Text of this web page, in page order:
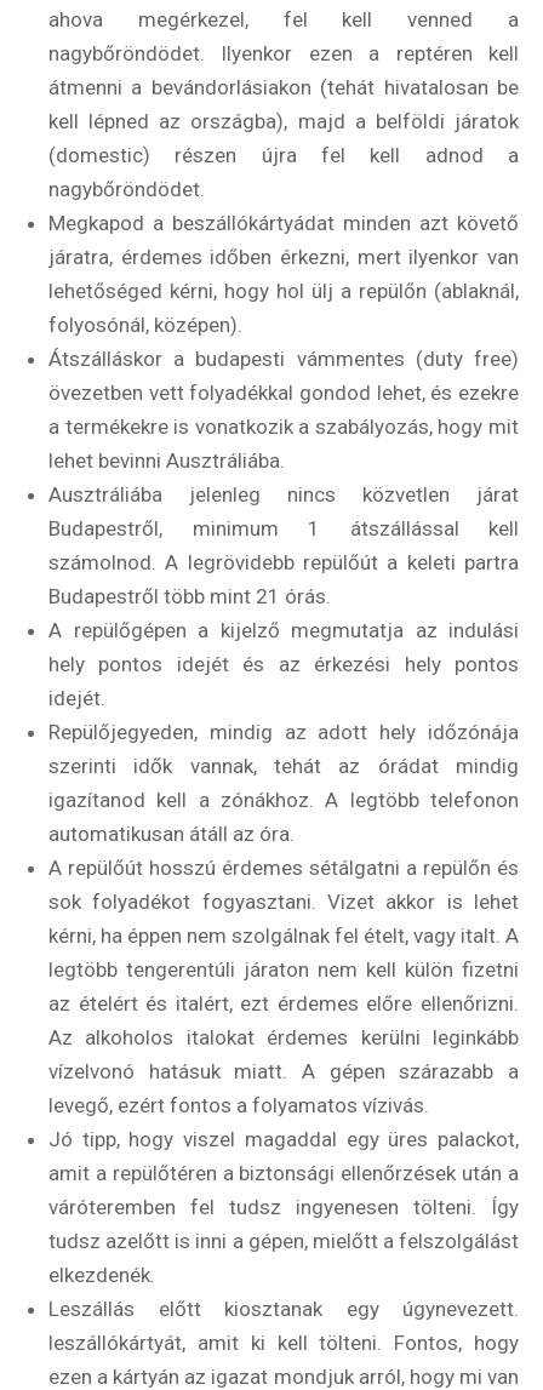
Feliratkozom
Felhasználási feltételek
ahova megérkezel, fel kell venned a
nagybőröndödet. Ilyenkor ezen a reptéren kell
átmenni a bevándorlásiakon (tehát hivatalosan be
kell lépned az országba), majd a belföldi járatok
(domestic) részen újra fel kell adnod a
nagybőröndödet.
Megkapod a beszállókártyádat minden azt követő
járatra, érdemes időben érkezni, mert ilyenkor van
lehetőséged kérni, hogy hol ülj a repülőn (ablaknál,
folyosónál, középen).
Átszálláskor a budapesti vámmentes (duty free)
övezetben vett folyadékkal gondod lehet, és ezekre
a termékekre is vonatkozik a szabályozás, hogy mit
lehet bevinni Ausztráliába.
Ausztráliába jelenleg nincs közvetlen járat
Budapestről, minimum 1 átszállással kell
számolnod. A legrövidebb repülőút a keleti partra
Budapestről több mint 21 órás.
A repülőgépen a kijelző megmutatja az indulási
hely pontos idejét és az érkezési hely pontos
idejét.
Repülőjegyeden, mindig az adott hely időzónája
szerinti idők vannak, tehát az órádat mindig
igazítanod kell a zónákhoz. A legtöbb telefonon
automatikusan átáll az óra.
A repülőút hosszú érdemes sétálgatni a repülőn és
sok folyadékot fogyasztani. Vizet akkor is lehet
kérni, ha éppen nem szolgálnak fel ételt, vagy italt. A
legtöbb tengerentúli járaton nem kell külön fizetni
az ételért és italért, ezt érdemes előre ellenőrizni.
Az alkoholos italokat érdemes kerülni leginkább
vízelvonó hatásuk miatt. A gépen szárazabb a
levegő, ezért fontos a folyamatos vízivás.
Jó tipp, hogy viszel magaddal egy üres palackot,
amit a repülőtéren a biztonsági ellenőrzések után a
váróteremben fel tudsz ingyenesen tölteni. Így
tudsz azelőtt is inni a gépen, mielőtt a felszolgálást
elkezdenék.
Leszállás előtt kiosztanak egy úgynevezett.
leszállókártyát, amit ki kell tölteni. Fontos, hogy
ezen a kártyán az igazat mondjuk arról, hogy mi van